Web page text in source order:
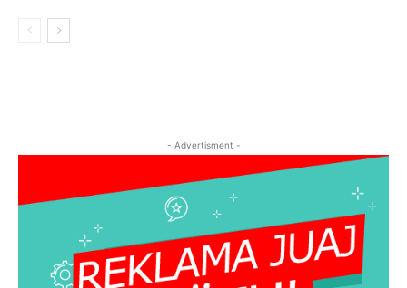
- Advertisment -